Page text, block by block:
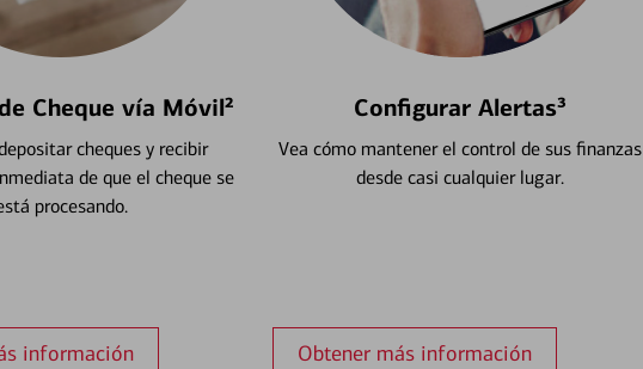
Cheque vía Móvil²
cheques y recibir
de que el cheque se
procesando.
información
Configurar Alertas³
Vea cómo mantener el control de sus finanzas
desde casi cualquier lugar.
Obtener más información